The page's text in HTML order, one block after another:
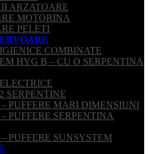
ARZATOARE
MOTORINA
PELETI
COMBINATE
HYG B – CU O SERPENTINA
SERPENTINE
PUFFERE MARI DIMENSIUNI
PUFFERE SERPENTINA
PUFFERE SUNSYSTEM